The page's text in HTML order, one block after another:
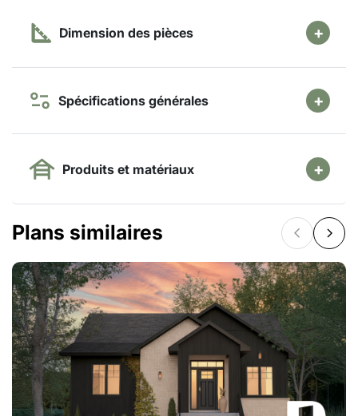
Dimension des pièces
Spécifications générales
Produits et matériaux
Plans similaires